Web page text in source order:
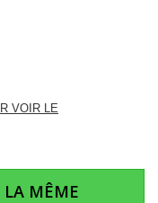
VOIR LE
LA MÊME